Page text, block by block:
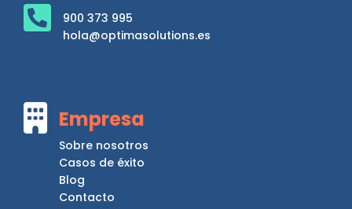

900 373 995
hola@optimasolutions.es
 Empresa
Sobre nosotros
Casos de éxito
Blog
Contacto